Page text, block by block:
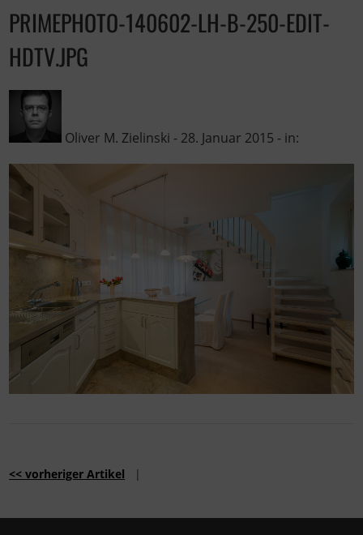
PRIMEPHOTO-140602-LH-B-250-EDIT-
HDTV.JPG
Oliver M. Zielinski - 28. Januar 2015 - in:
<< vorheriger Artikel |